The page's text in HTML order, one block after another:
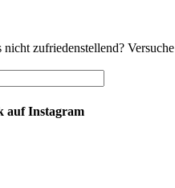
nicht zufriedenstellend?
auf Instagram